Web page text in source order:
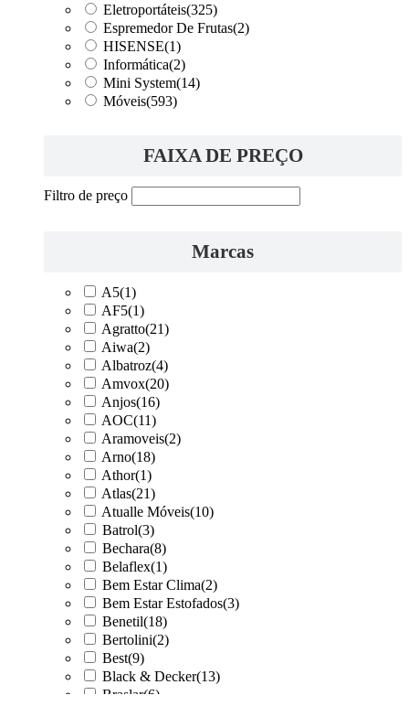
Eletroportáteis(325)
Espremedor De Frutas(2)
HISENSE(1)
Informática(2)
Mini System(14)
Móveis(593)
FAIXA DE PREÇO
Filtro de preço
Marcas
A5(1)
AF5(1)
Agratto(21)
Aiwa(2)
Albatroz(4)
Amvox(20)
Anjos(16)
AOC(11)
Aramoveis(2)
Arno(18)
Athor(1)
Atlas(21)
Atualle Móveis(10)
Batrol(3)
Bechara(8)
Belaflex(1)
Bem Estar Clima(2)
Bem Estar Estofados(3)
Benetil(18)
Bertolini(2)
Best(9)
Black & Decker(13)
Braslar(6)